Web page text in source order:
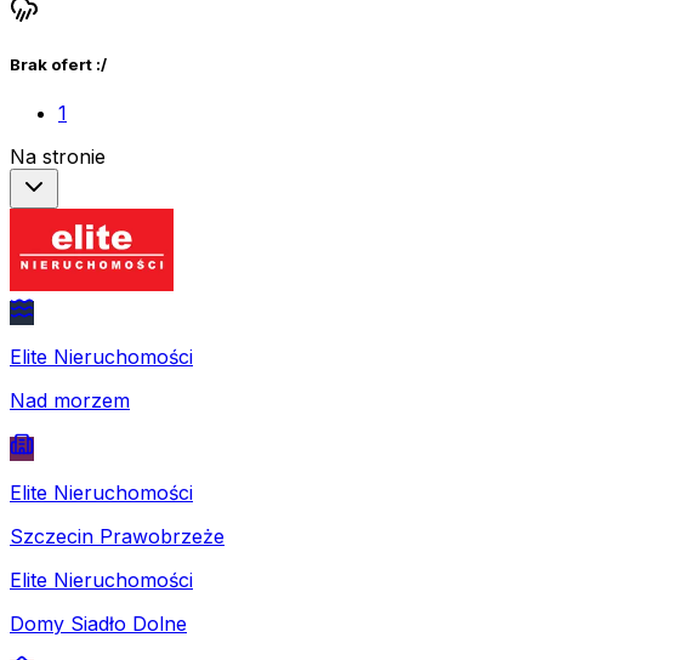
Brak ofert :/
1
Na stronie
Elite Nieruchomości
Nad morzem
Elite Nieruchomości
Szczecin Prawobrzeże
Elite Nieruchomości
Domy Siadło Dolne